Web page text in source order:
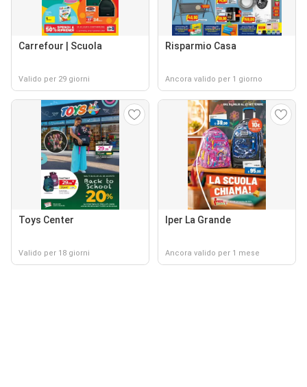
Carrefour | Scuola
Valido per 29 giorni
Risparmio Casa
Ancora valido per 1 giorno
Toys Center
Valido per 18 giorni
Iper La Grande
Ancora valido per 1 mese